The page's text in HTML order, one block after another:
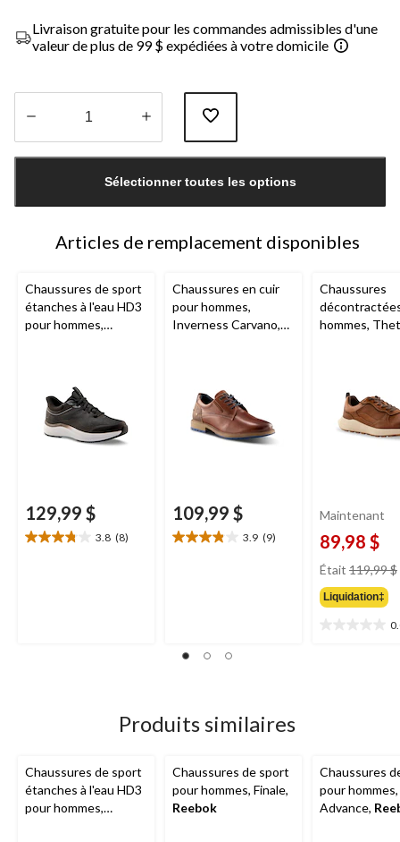
Livraison gratuite pour les commandes admissibles d'une
valeur de plus de 99 $ expédiées à votre domicile
jour
Sélectionner toutes les options
Articles de remplacement disponibles
Chaussures de sport
étanches à l'eau HD3
pour hommes,
129,99 $
3.8 (8)
3.8
Chaussures en cuir
pour hommes,
Inverness Carvano,
109,99 $
3.9 (9)
3.9
Chaussures
hommes,
Maintenant
89,98 $
Était 119,99 $
Liquidation‡
Produits similaires
Chaussures de sport
étanches à l'eau HD3
pour hommes,
Chaussures de sport
pour hommes, Finale,
Reebok
Chaussures
pour
Advance,